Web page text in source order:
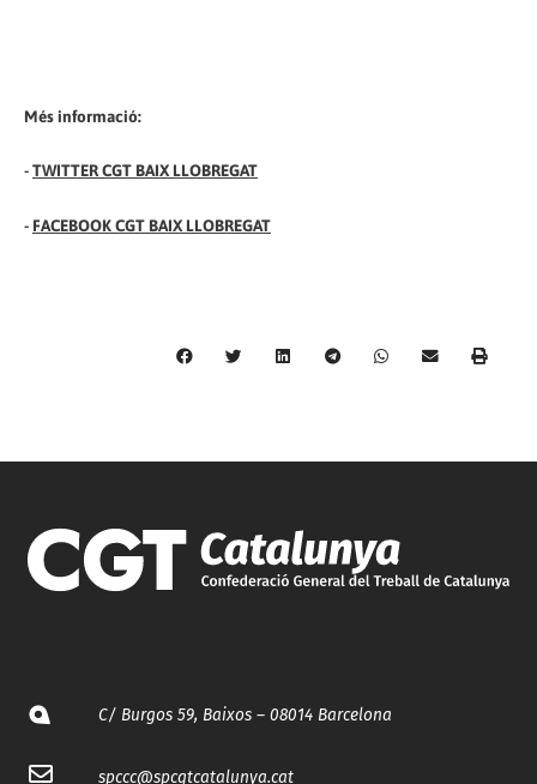
Més informació:
-TWITTER CGT BAIX LLOBREGAT
- FACEBOOK CGT BAIX LLOBREGAT
C/ Burgos 59, Baixos – 08014 Barcelona
spccc@spcgtcatalunya.cat